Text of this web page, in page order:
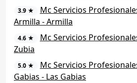
3.9 ★
Mc Servicios
Armilla - Armilla
4.6 ★
Mc Servicios
Zubia
5.0 ★
Mc Servicios
Gabias - Las Gabias